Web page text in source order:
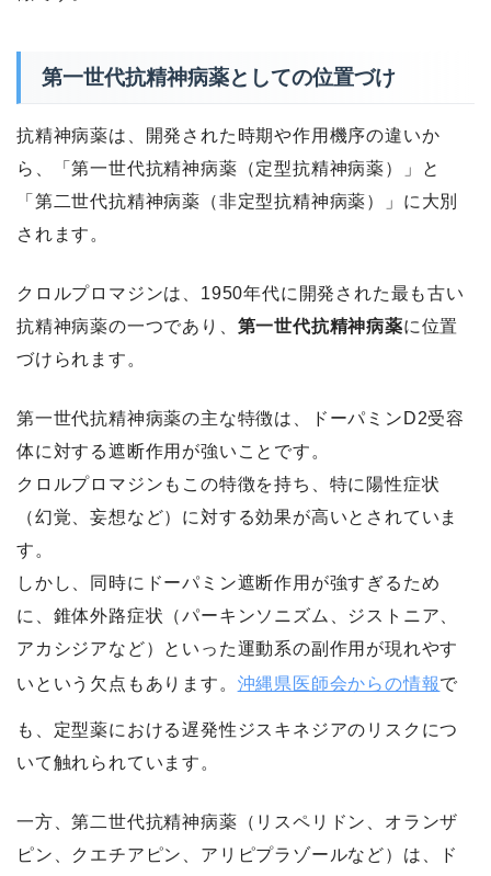
第一世代抗精神病薬としての位置づけ
抗精神病薬は、開発された時期や作用機序の違いか
ら、「第一世代抗精神病薬（定型抗精神病薬）」と
「第二世代抗精神病薬（非定型抗精神病薬）」に大別
されます。
クロルプロマジンは、1950年代に開発された最も古い
抗精神病薬の一つであり、 第一世代抗精神病薬に位置
づけられます。
第一世代抗精神病薬の主な特徴は、ドーパミンD2受容
体に対する遮断作用が強いことです。
クロルプロマジンもこの特徴を持ち、特に陽性症状
（幻覚、妄想など）に対する効果が高いとされていま
す。
しかし、同時にドーパミン遮断作用が強すぎるため
に、錐体外路症状（パーキンソニズム、ジストニア、
アカシジアなど）といった運動系の副作用が現れやす
いという欠点もあります。 沖縄県医師会からの情報で
も、定型薬における遅発性ジスキネジアのリスクにつ
いて触れられています。
一方、第二世代抗精神病薬（リスペリドン、オランザ
ピン、クエチアピン、アリピプラゾールなど）は、ド